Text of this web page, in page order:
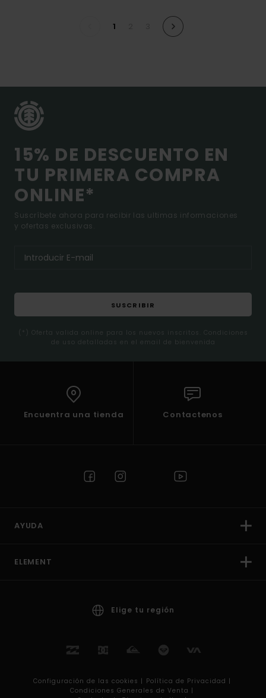
1
15% DE DESCUENTO EN
TU PRIMERA COMPRA
ONLINE*
Suscríbete ahora para recibir las ultimas informaciones
y ofertas exclusivas.
SUSCRIBIR
(*) Oferta valida online para los nuevos inscritos. Condiciones
de uso detalladas en el email de bienvenida
Encuentra una tienda Contactenos
AYUDA
ELEMENT
Elige tu región
Configuración de las cookies | Política de Privacidad |
Condiciones Generales de Venta |